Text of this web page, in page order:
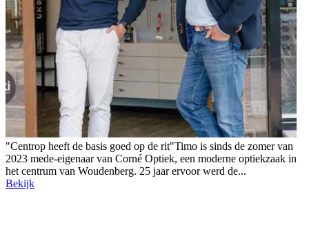
"Centrop heeft de basis goed op de rit"Timo is sinds de zomer van
2023 mede-eigenaar van Corné Optiek, een moderne optiekzaak in
het centrum van Woudenberg. 25 jaar ervoor werd de...
Bekijk